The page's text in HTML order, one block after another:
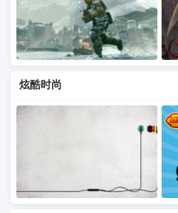
炫酷时尚